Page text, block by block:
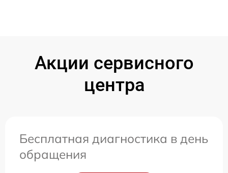
Акции сервисного
центра
Бесплатная диагностика в день
обращения